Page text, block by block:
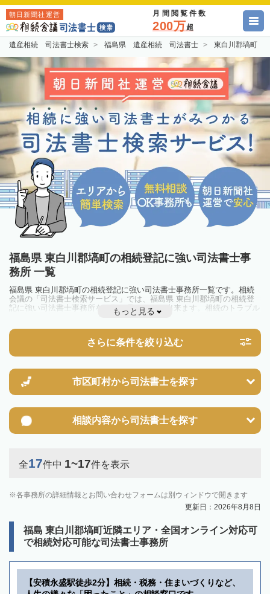
朝日新聞社運営 月間閲覧件数
200万超
遺産相続 司法書士検索 福島県 遺産相続 司法書士 東白川郡塙町
福島県 東白川郡塙町の相続登記に強い司法書士事
務所 一覧
福島県 東白川郡塙町の相続登記に強い司法書士事務所一覧です。相続
会議の「司法書士検索サービス」では、福島県 東白川郡塙町の相続登
記に強い司法書士事務所を一覧で見ることが出来ます。相続のトラブル
やお悩みを抱えている方は一度近隣の司法書士に相談してみましょう。
不動産を相続した場合、相続を知った日から3年以内に登記しないと、
10万円以下の過料が科せられるため、速やかな手続きが必要です。義務
化前の相続も対象となるため注意しましょう。
す。その他の相続手続きも任せることが可能です。
また、義務化に伴い、相続人申告登記制度が創設されました。遺産分割
の話し合いがまとまらず登記できない場合は、この制度の活用を検討し
もっと見る
さらに条件を絞り込む
市区町村から司法書士を探す
相談内容から司法書士を探す
全17件中 1~17件を表示
各事務所の詳細情報とお問い合わせフォームは別ウィンドウで開きます
更新日：2026年8月8日
福島 東白川郡塙町近隣エリア・全国オンライン対応可
で相続対応可能な司法書士事務所
【安積永盛駅徒歩2分】相続・税務・住まいづくりなど、